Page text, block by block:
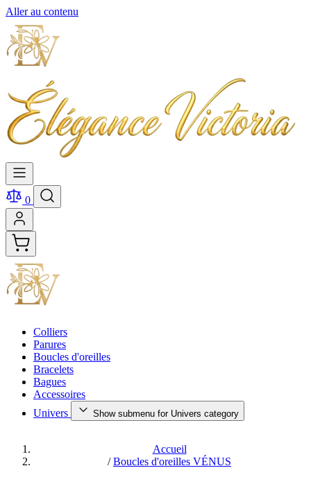
Aller au contenu
0
Colliers
Parures
Boucles d'oreilles
Bracelets
Bagues
Accessoires
Univers
Show submenu for Univers category
Accueil
/ Boucles d'oreilles VÉNUS